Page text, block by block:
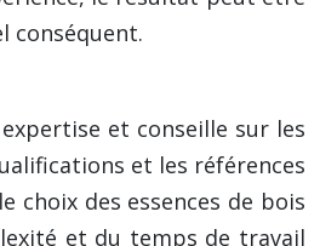
conséquent.
et conseille sur les
et les références
choix des essences de bois
et du temps de travail